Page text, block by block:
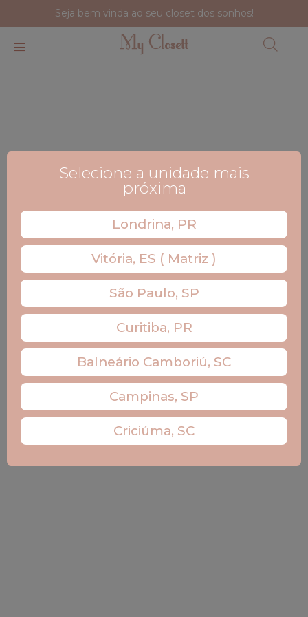
Seja bem vinda ao seu closet dos sonhos!
Selecione a unidade mais
próxima
Londrina, PR
Vitória, ES ( Matriz )
São Paulo, SP
Curitiba, PR
Balneário Camboriú, SC
Campinas, SP
Criciúma, SC